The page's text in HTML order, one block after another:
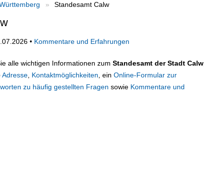
Standesamt Calw
• Kommentare und Erfahrungen
alle wichtigen Informationen zum Standesamt der Stadt Calw
Adresse Kontaktmöglichkeiten , ein Online-Formular zur
zu häufig gestellten Fragen sowie Kommentare und